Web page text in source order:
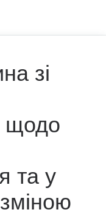
зі
щодо
та у